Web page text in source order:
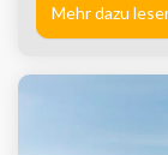
Mehr dazu